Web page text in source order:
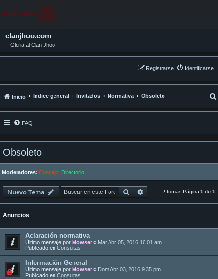
clanjhoo.com
Gloria al Clan Jhoo
Identificarse
Registrarse
Inicio Índice general Invitados Normativa Obsoleto
FAQ
Obsoleto
Moderadores: Concejo Directorio
Nuevo Tema Buscar Búsqueda avanzada
2 temas Página 1 de 1
Anuncios
Aclaración normativa
Último mensaje por Mowser « Mar Abr 05, 2016 10:01 am
Publicado en Consultas
Información General
Último mensaje por Mowser « Dom Abr 03, 2016 9:35 pm
Publicado en Consultas